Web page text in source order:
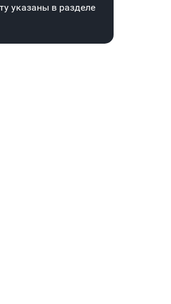
указаны в разделе